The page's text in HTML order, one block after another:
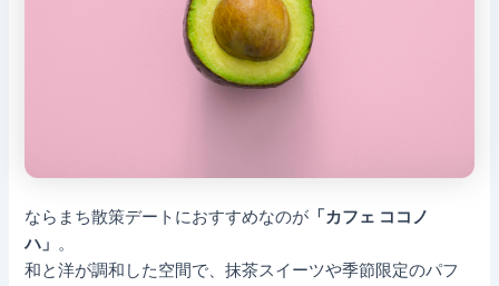
ならまち散策デートにおすすめなのが 「カフェ ココノ
ハ」 。
和と洋が調和した空間で、抹茶スイーツや季節限定のパフ